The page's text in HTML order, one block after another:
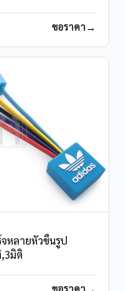
ขอราคา
หลายหัวขึ้นรูป
มิติ
ขอราคา